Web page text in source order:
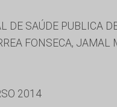
DE SAÚDE PUBLICA
FONSECA,
2014